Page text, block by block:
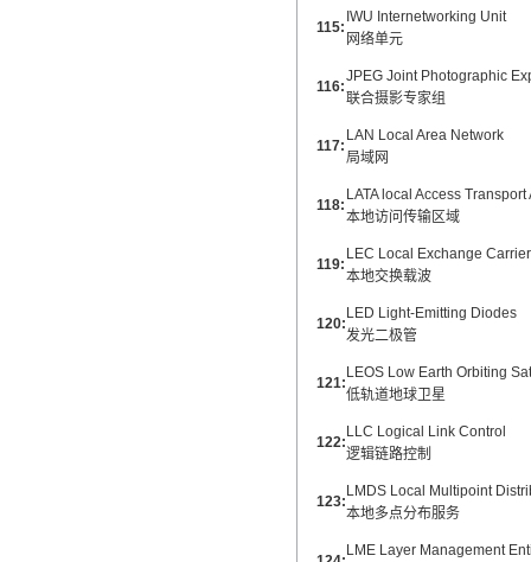
115:
IWU Internetworking Unit
网络单元
116:
JPEG Joint Photographic
联合摄影专家组
117:
LAN Local Area Network
局域网
118:
LATA local Access Transport
本地访问传输区域
119:
LEC Local Exchange Carrier
本地交换载波
120:
LED Light-Emitting Diodes
发光二极管
121:
LEOS Low Earth Orbiting
低轨道地球卫星
122:
LLC Logical Link Control
逻辑链路控制
123:
LMDS Local Multipoint
本地多点分布服务
LME Layer Management